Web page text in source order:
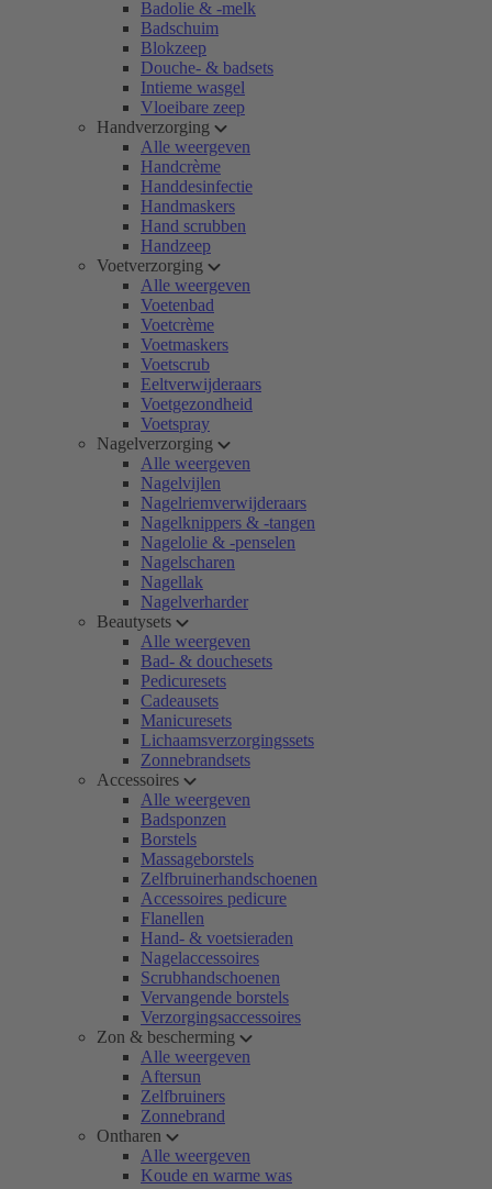
Badolie & -melk
Badschuim
Blokzeep
Douche- & badsets
Intieme wasgel
Vloeibare zeep
Handverzorging
Alle weergeven
Handcrème
Handdesinfectie
Handmaskers
Hand scrubben
Handzeep
Voetverzorging
Alle weergeven
Voetenbad
Voetcrème
Voetmaskers
Voetscrub
Eeltverwijderaars
Voetgezondheid
Voetspray
Nagelverzorging
Alle weergeven
Nagelvijlen
Nagelriemverwijderaars
Nagelknippers & -tangen
Nagelolie & -penselen
Nagelscharen
Nagellak
Nagelverharder
Beautysets
Alle weergeven
Bad- & douchesets
Pedicuresets
Cadeausets
Manicuresets
Lichaamsverzorgingssets
Zonnebrandsets
Accessoires
Alle weergeven
Badsponzen
Borstels
Massageborstels
Zelfbruinerhandschoenen
Accessoires pedicure
Flanellen
Hand- & voetsieraden
Nagelaccessoires
Scrubhandschoenen
Vervangende borstels
Verzorgingsaccessoires
Zon & bescherming
Alle weergeven
Aftersun
Zelfbruiners
Zonnebrand
Ontharen
Alle weergeven
Koude en warme was